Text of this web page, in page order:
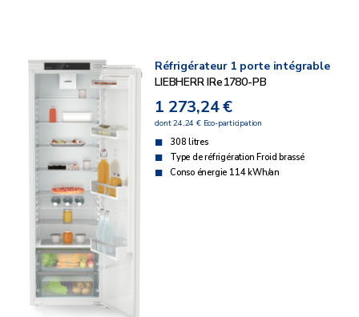
Réfrigérateur 1 porte intégrable
LIEBHERR IRe1780-PB
1 273,24 €
dont 24,24 € Eco-participation
308 litres
Type de réfrigération Froid brassé
Conso énergie 114 kWh/an